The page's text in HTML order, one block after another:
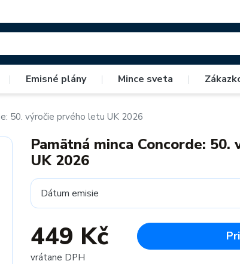
| Emisné plány | Mince sveta |
50. výročie prvého letu UK 2026
Pamätná minca Concorde:
UK 2026
Dátum emisie
449 Kč
vrátane DPH